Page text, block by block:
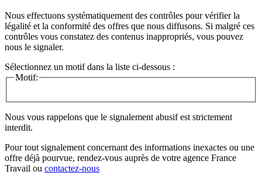
Nous effectuons systématiquement des contrôles pour vérifier la
légalité et la conformité des offres que nous diffusons. Si malgré ces
contrôles vous constatez des contenus inappropriés, vous pouvez
nous le signaler.
Sélectionnez un motif dans la liste ci-dessous :
Motif:
Nous vous rappelons que le signalement abusif est strictement
interdit.
Pour tout signalement concernant des informations inexactes ou une
offre déjà pourvue, rendez-vous auprès de votre agence France
Travail ou contactez-nous